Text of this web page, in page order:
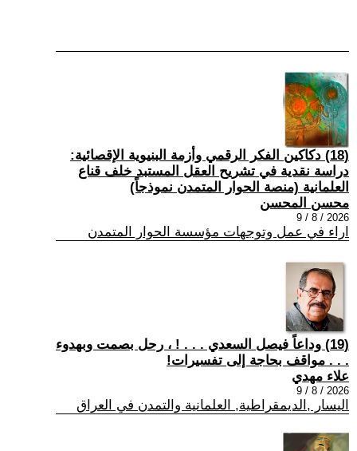
(18) دكاكين الفكر الرقمي وأزمة البنيوية الإقصائية:
دراسة نقدية في تشريح العقل المستبد خلف قناع
العلمانية (منصة الحوار المتمدن نموذجاً)
محسن المحسن
2026 / 8 / 9
اراء في عمل وتوجهات مؤسسة الحوار المتمدن
(19) وداعاً فيصل السعدي . . . ! ، رحل بصمت وبهدوء
. . . مواقف بحاجة إلى تفسيرات!
علاء مهدي
2026 / 8 / 9
اليسار ,الديمقراطية, العلمانية والتمدن في العراق